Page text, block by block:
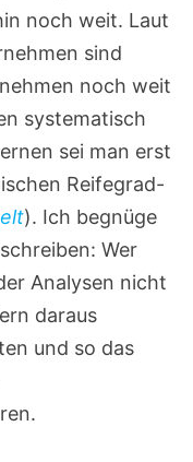
noch weit. Laut
sind
noch weit
systematisch
sei man erst
Reifegrad-
). Ich begnüge
Wer
Analysen nicht
daraus
und so das